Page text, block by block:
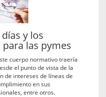
y los
las pymes
cuerpo normativo traería
el punto de vista de la
de intereses de líneas de
en sus
entre otros.